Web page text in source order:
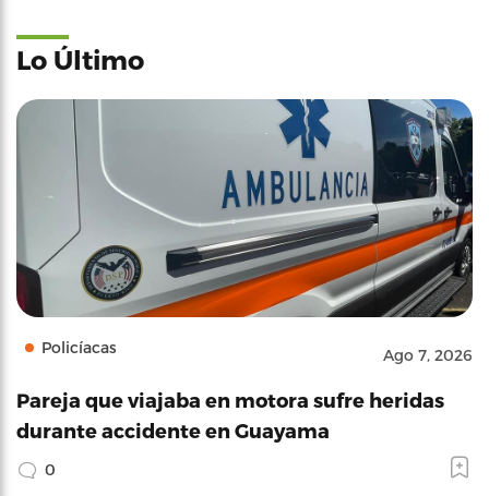
Lo Último
Policíacas Ago 7, 2026
Pareja que viajaba en motora sufre heridas
durante accidente en Guayama
0